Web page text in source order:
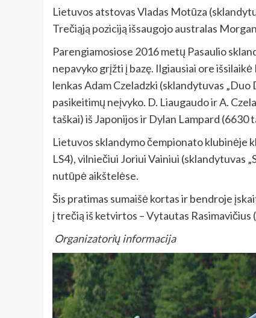
Lietuvos atstovas Vladas Motūza
Trečiąją poziciją išsaugojo australas
Parengiamosiose 2016 metų Pasaulio
nepavyko grįžti į bazę. Ilgiausiai ore
lenkas Adam Czeladzki (sklandytuvas
pasikeitimų neįvyko. D. Liaugaudo ir A.
taškai) iš Japonijos ir Dylan Lampard
Lietuvos sklandymo čempionato klubinėje
LS4), vilniečiui Joriui Vainiui (sklandytuvas
nutūpė aikštelėse.
Šis pratimas sumaišė kortas ir bendroje
į trečią iš ketvirtos – Vytautas
Organizatorių informacija